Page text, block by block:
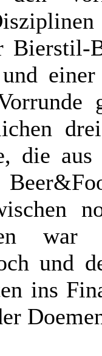
Bierstil-
die aus
und
ins